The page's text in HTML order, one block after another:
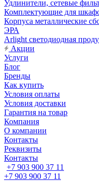
Удлинители, сетевые
Комплектующие для
Корпуса металлические
ЭРА
Arlight светодиодная
Акции
Услуги
Блог
Бренды
Как купить
Условия оплаты
Условия доставки
Гарантия на товар
Компания
О компании
Контакты
Реквизиты
Контакты
+7 903 900 37 11
+7 903 900 37 11